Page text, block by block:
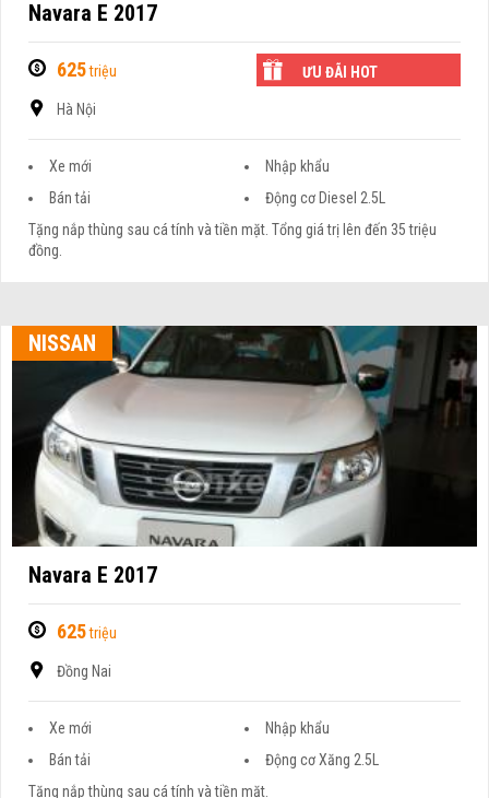
Navara E 2017
625triệu ƯU ĐÃI HOT
Hà Nội
Xe mới
Nhập khẩu
Bán tải
Động cơ Diesel 2.5L
Tặng nắp thùng sau cá tính và tiền mặt. Tổng giá trị lên đến 35 triệu
đồng.
NISSAN
Navara E 2017
625triệu
Đồng Nai
Xe mới
Nhập khẩu
Bán tải
Động cơ Xăng 2.5L
Tặng nắp thùng sau cá tính và tiền mặt.